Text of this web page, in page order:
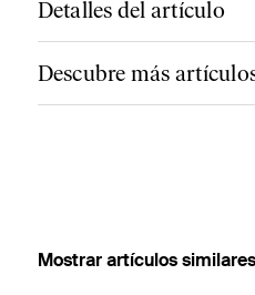
Detalles del artículo
Descubre más
Mostrar artículos similares